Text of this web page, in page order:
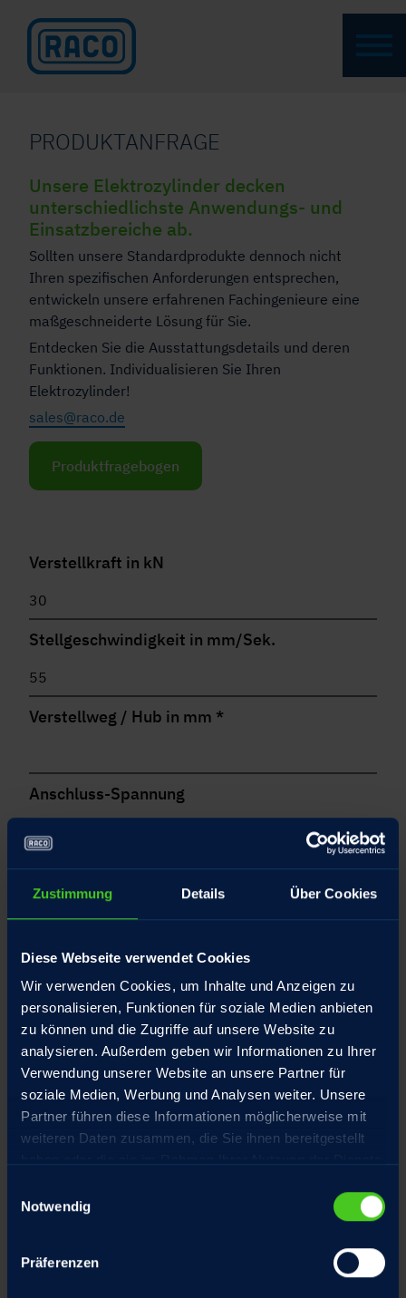
Zustimmung Details Über Cookies
Diese Webseite verwendet Cookies
Wir verwenden Cookies, um Inhalte und Anzeigen zu
personalisieren, Funktionen für soziale Medien anbieten
zu können und die Zugriffe auf unsere Website zu
analysieren. Außerdem geben wir Informationen zu Ihrer
Verwendung unserer Website an unsere Partner für
soziale Medien, Werbung und Analysen weiter. Unsere
Partner führen diese Informationen möglicherweise mit
weiteren Daten zusammen, die Sie ihnen bereitgestellt
Notwendig
Präferenzen
PRODUKTANFRAGE
Unsere Elektrozylinder decken
unterschiedlichste Anwendungs- und
Einsatzbereiche ab.
Sollten unsere Standardprodukte dennoch nicht
Ihren spezifischen Anforderungen entsprechen,
entwickeln unsere erfahrenen Fachingenieure eine
maßgeschneiderte Lösung für Sie.
Entdecken Sie die Ausstattungsdetails und deren
Funktionen. Individualisieren Sie Ihren
Elektrozylinder!
sales@raco.de
Produktfragebogen
Verstellkraft in kN
Stellgeschwindigkeit in mm/Sek.
Verstellweg / Hub in mm *
Anschluss-Spannung
Aufstellungsort
Produktbezeichnung
Datei anfügen
Für eine Übersicht aller Optionen und eine gezielte
Bearbeitung Ihrer Anfragen empfehlen wir unsere
Produkt-Checklisten,
Name*